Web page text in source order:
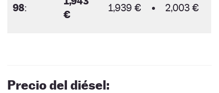
98:
€
1,939 € 2,003 €
Precio del diésel: